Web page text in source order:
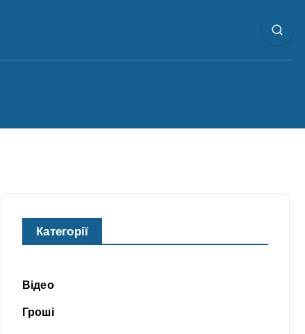
Категорії
Відео
Гроші